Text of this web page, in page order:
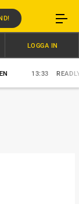
13:33 READLY
LOGGA IN